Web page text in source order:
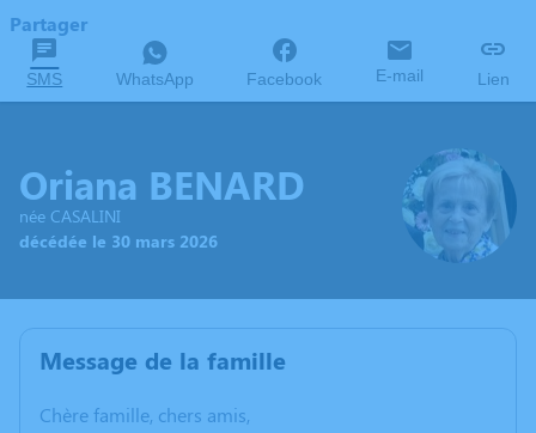
Partager
SMS WhatsApp Facebook E-mail Lien
Oriana BENARD
née CASALINI
décédée le 30 mars 2026
Message de la famille
Chère famille, chers amis,